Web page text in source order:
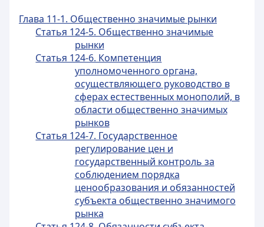
Глава 11-1. Общественно значимые рынки
Статья 124-5. Общественно значимые
рынки
Статья 124-6. Компетенция
уполномоченного органа,
осуществляющего руководство в
сферах естественных монополий, в
области общественно значимых
рынков
Статья 124-7. Государственное
регулирование цен и
государственный контроль за
соблюдением порядка
ценообразования и обязанностей
субъекта общественно значимого
рынка